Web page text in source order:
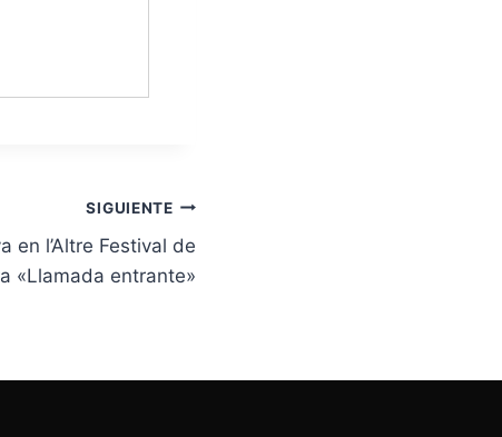
SIGUIENTE
en l’Altre Festival de
«Llamada entrante»